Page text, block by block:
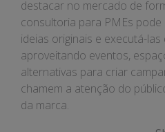
destacar no mercado de
consultoria para PMEs
ideias originais e executá-
aproveitando eventos,
alternativas para criar
chamem a atenção do
da marca.